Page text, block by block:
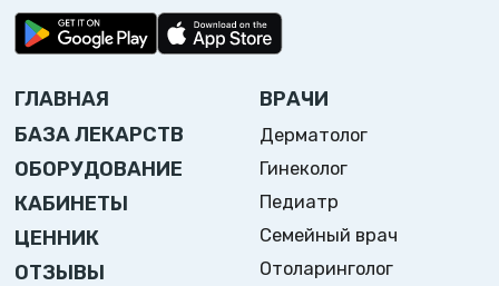
ГЛАВНАЯ
БАЗА ЛЕКАРСТВ
ОБОРУДОВАНИЕ
КАБИНЕТЫ
ЦЕННИК
ОТЗЫВЫ
ВРАЧИ
Дерматолог
Гинеколог
Педиатр
Семейный врач
Отоларинголог